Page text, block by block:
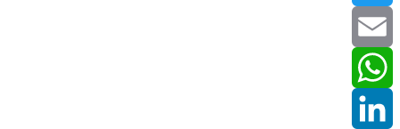
Twitter
Email
WhatsApp